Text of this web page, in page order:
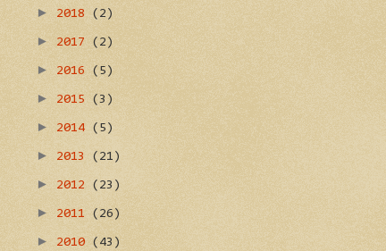
► 2018 (2)
► 2017 (2)
► 2016 (5)
► 2015 (3)
► 2014 (5)
► 2013 (21)
► 2012 (23)
► 2011 (26)
► 2010 (43)